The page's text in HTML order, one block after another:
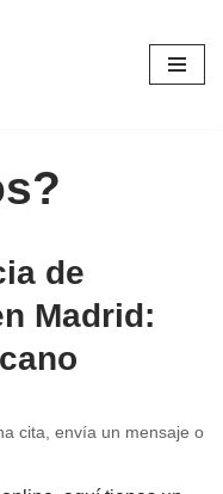
de
Madrid:
cita, envía un mensaje o